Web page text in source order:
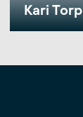
Kari Torp